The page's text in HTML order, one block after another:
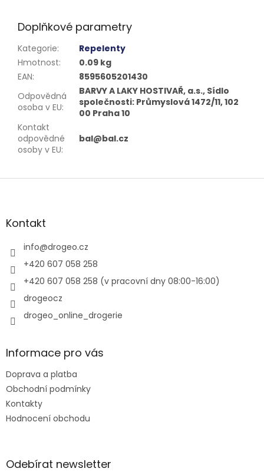
Doplňkové parametry
Kategorie:
Repelenty
Hmotnost:
0.09 kg
EAN:
8595605201430
Odpovědná
osoba v EU:
BARVY A LAKY HOSTIVAŘ, a.s., Sídlo
společnosti: Průmyslová 1472/11, 102
00 Praha 10
Kontakt
odpovědné
osoby v EU:
bal@bal.cz
Z
aKontakt
info@drogeo.cz
+420 607 058 258
+420 607 058 258 (v pracovní dny 08:00-16:00)
drogeocz
drogeo_online_drogerie
Informace pro vás
Doprava a platba
Obchodní podmínky
Kontakty
Hodnocení obchodu
Odebírat newsletter